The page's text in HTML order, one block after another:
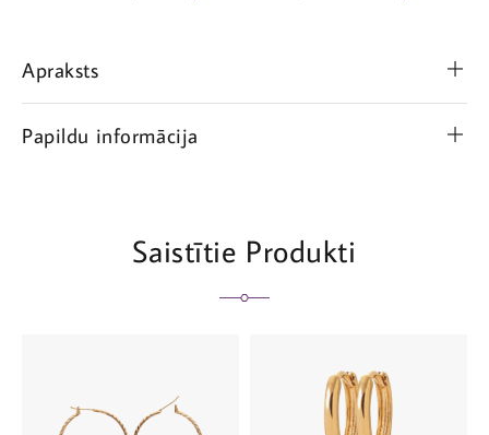
Apraksts
Papildu informācija
Saistītie Produkti